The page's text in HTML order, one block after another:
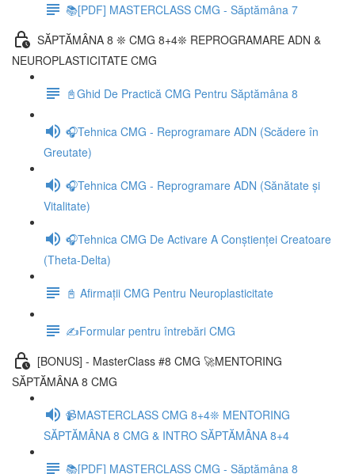
📚[PDF] MASTERCLASS CMG - Săptămâna 7
SĂPTĂMÂNA 8 ❊ CMG 8+4❊ REPROGRAMARE ADN &
NEUROPLASTICITATE CMG
📓Ghid De Practică CMG Pentru Săptămâna 8
🎧Tehnica CMG - Reprogramare ADN (Scădere în
Greutate)
🎧Tehnica CMG - Reprogramare ADN (Sănătate și
Vitalitate)
🎧Tehnica CMG De Activare A Conștienței Creatoare
(Theta-Delta)
📓 Afirmații CMG Pentru Neuroplasticitate
✍️Formular pentru întrebări CMG
[BONUS] - MasterClass #8 CMG 🚀MENTORING
SĂPTĂMÂNA 8 CMG
📹MASTERCLASS CMG 8+4❊ MENTORING
SĂPTĂMÂNA 8 CMG & INTRO SĂPTĂMÂNA 8+4
📚[PDF] MASTERCLASS CMG - Săptămâna 8